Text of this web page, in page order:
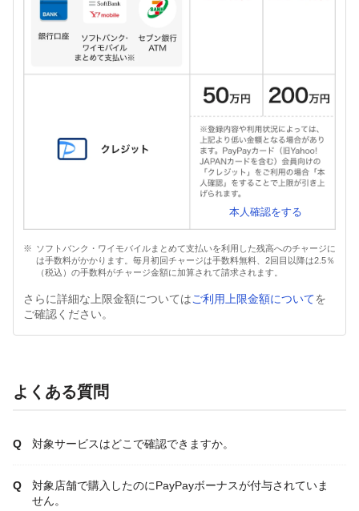
本人確認をする
ソフトバンク・ワイモバイルまとめて支払いを利用した残高へのチャージに
は手数料がかかります。毎月初回チャージは手数料無料、2回目以降は2.5％
（税込）の手数料がチャージ金額に加算されて請求されます。
さらに詳細な上限金額についてはご利用上限金額についてを
ご確認ください。
よくある質問
対象サービスはどこで確認できますか。
対象店舗で購入したのにPayPayボーナスが付与されていま
せん。